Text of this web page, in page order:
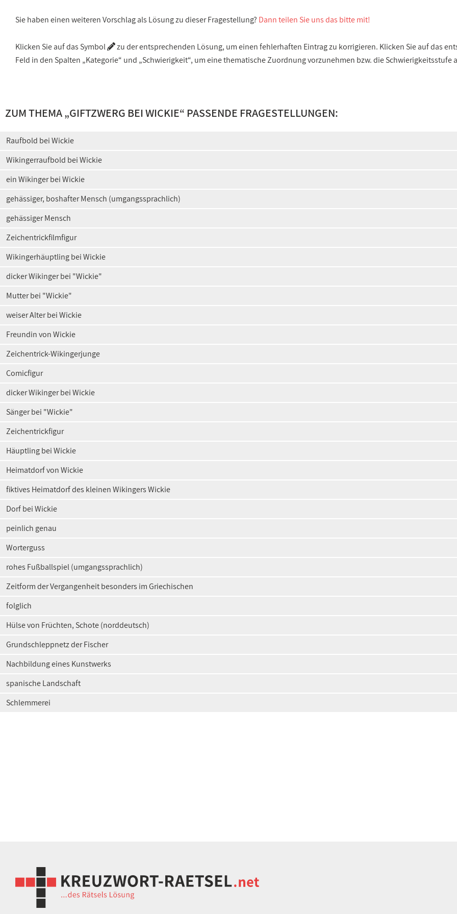
Sie haben einen weiteren Vorschlag als Lösung zu dieser Fragestellung? Dann teilen Sie uns das bitte mit!
Klicken Sie auf das Symbol
zu der entsprechenden Lösung, um einen fehlerhaften Eintrag zu korrigieren. Klicken Sie auf das
Feld in den Spalten „Kategorie“ und „Schwierigkeit“, um eine thematische Zuordnung vorzunehmen bzw. die Schwierigkeitsstufe
ZUM THEMA „GIFTZWERG BEI WICKIE“ PASSENDE FRAGESTELLUNGEN:
Raufbold bei Wickie
Wikingerraufbold bei Wickie
ein Wikinger bei Wickie
gehässiger, boshafter Mensch (umgangssprachlich)
gehässiger Mensch
Zeichentrickfilmfigur
Wikingerhäuptling bei Wickie
dicker Wikinger bei "Wickie"
Mutter bei "Wickie"
weiser Alter bei Wickie
Freundin von Wickie
Zeichentrick-Wikingerjunge
Comicfigur
dicker Wikinger bei Wickie
Sänger bei "Wickie"
Zeichentrickfigur
Häuptling bei Wickie
Heimatdorf von Wickie
fiktives Heimatdorf des kleinen Wikingers Wickie
Dorf bei Wickie
peinlich genau
Worterguss
rohes Fußballspiel (umgangssprachlich)
Zeitform der Vergangenheit besonders im Griechischen
folglich
Hülse von Früchten, Schote (norddeutsch)
Grundschleppnetz der Fischer
Nachbildung eines Kunstwerks
spanische Landschaft
Schlemmerei